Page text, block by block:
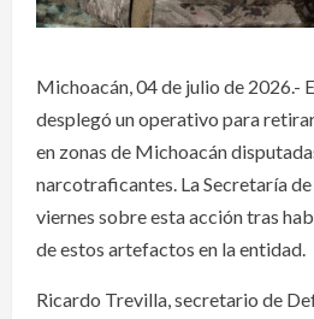
Michoacán, 04 de julio de 2026.-
desplegó un operativo para
en zonas de Michoacán
narcotraficantes. La Secretaría
viernes sobre esta acción tras
de estos artefactos en la entidad.
Ricardo Trevilla, secretario de